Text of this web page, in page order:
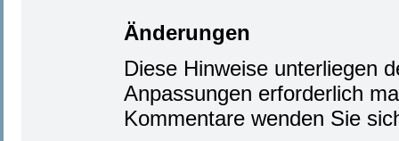
Änderungen
Diese Hinweise unterliegen
Anpassungen erforderlich
Kommentare wenden Sie